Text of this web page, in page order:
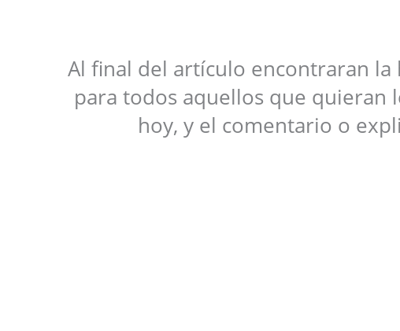
Al final del artículo encontraran la
para todos aquellos que quieran
hoy, y el comentario o